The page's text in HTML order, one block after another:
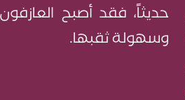
حديثاً، فقد أصبح
وسهولة ثقبها.